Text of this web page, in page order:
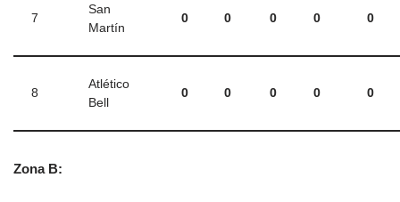
7
San
Martín
0 0 0 0 0
8
Atlético
Bell
0 0 0 0 0
Zona B: